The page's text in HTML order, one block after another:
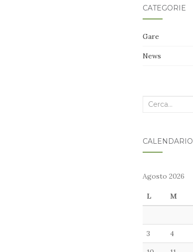
CATEGORIE
Gare
News
Cerca
CALENDARIO
Agosto 2026
L M
3 4